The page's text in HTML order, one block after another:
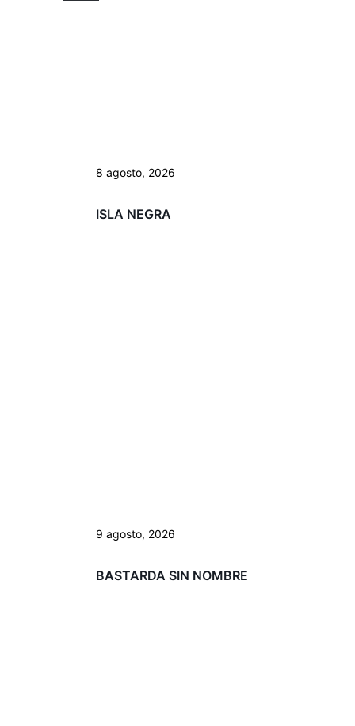
8 agosto, 2026
ISLA NEGRA
9 agosto, 2026
BASTARDA SIN NOMBRE